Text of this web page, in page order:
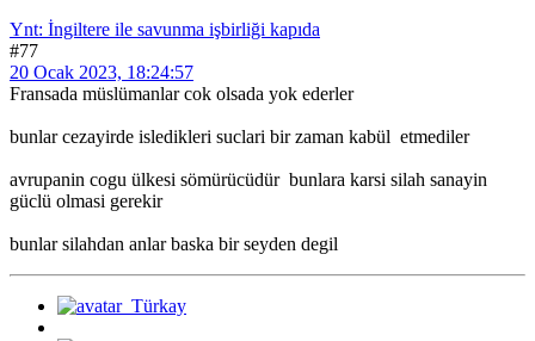
Ynt: İngiltere ile savunma işbirliği kapıda
#77
20 Ocak 2023, 18:24:57
Fransada müslümanlar cok olsada yok ederler
bunlar cezayirde isledikleri suclari bir zaman kabül etmediler
avrupanin cogu ülkesi sömürücüdür bunlara karsi silah sanayin
güclü olmasi gerekir
bunlar silahdan anlar baska bir seyden degil